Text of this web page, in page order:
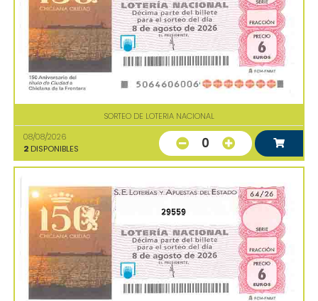
SORTEO DE LOTERIA NACIONAL
08/08/2026
2 DISPONIBLES 0
29559